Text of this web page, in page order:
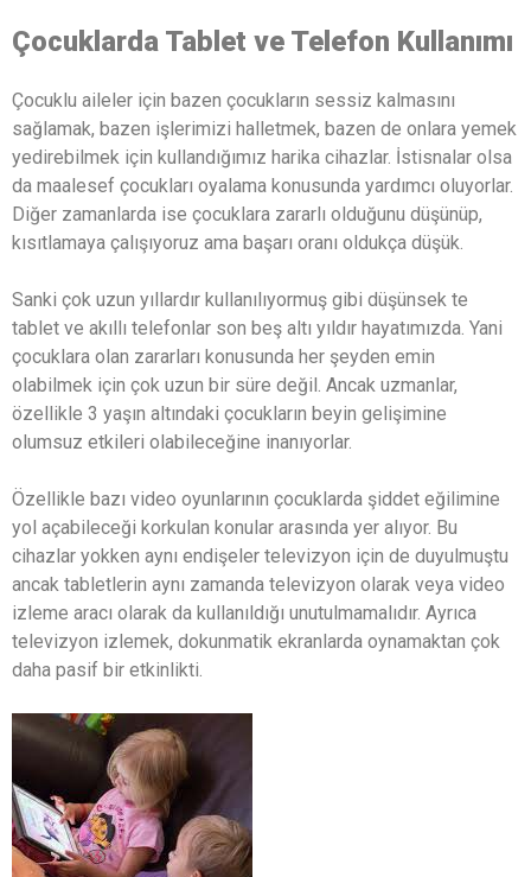
Çocuklarda Tablet ve Telefon Kullanımı
Çocuklu aileler için bazen çocukların sessiz kalmasını
sağlamak, bazen işlerimizi halletmek, bazen de onlara yemek
yedirebilmek için kullandığımız harika cihazlar. İstisnalar olsa
da maalesef çocukları oyalama konusunda yardımcı oluyorlar.
Diğer zamanlarda ise çocuklara zararlı olduğunu düşünüp,
kısıtlamaya çalışıyoruz ama başarı oranı oldukça düşük.
Sanki çok uzun yıllardır kullanılıyormuş gibi düşünsek te
tablet ve akıllı telefonlar son beş altı yıldır hayatımızda. Yani
çocuklara olan zararları konusunda her şeyden emin
olabilmek için çok uzun bir süre değil. Ancak uzmanlar,
özellikle 3 yaşın altındaki çocukların beyin gelişimine
olumsuz etkileri olabileceğine inanıyorlar.
Özellikle bazı video oyunlarının çocuklarda şiddet eğilimine
yol açabileceği korkulan konular arasında yer alıyor. Bu
cihazlar yokken aynı endişeler televizyon için de duyulmuştu
ancak tabletlerin aynı zamanda televizyon olarak veya video
izleme aracı olarak da kullanıldığı unutulmamalıdır. Ayrıca
televizyon izlemek, dokunmatik ekranlarda oynamaktan çok
daha pasif bir etkinlikti.